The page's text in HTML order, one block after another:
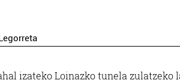
izateko Loinazko tunela